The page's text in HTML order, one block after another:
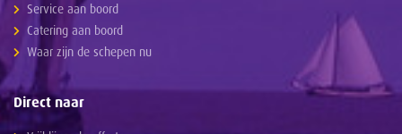
Service aan boord
Catering aan boord
Waar zijn de schepen nu
Direct naar